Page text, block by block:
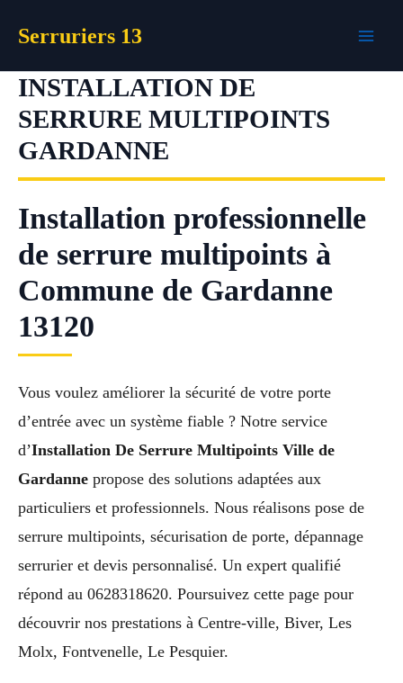
Serruriers 13
INSTALLATION DE
SERRURE MULTIPOINTS
GARDANNE
Installation professionnelle
de serrure multipoints à
Commune de Gardanne
13120
Vous voulez améliorer la sécurité de votre porte
d’entrée avec un système fiable ? Notre service
d’Installation De Serrure Multipoints Ville de
Gardanne propose des solutions adaptées aux
particuliers et professionnels. Nous réalisons pose de
serrure multipoints, sécurisation de porte, dépannage
serrurier et devis personnalisé. Un expert qualifié
répond au 0628318620. Poursuivez cette page pour
découvrir nos prestations à Centre-ville, Biver, Les
Molx, Fontvenelle, Le Pesquier.